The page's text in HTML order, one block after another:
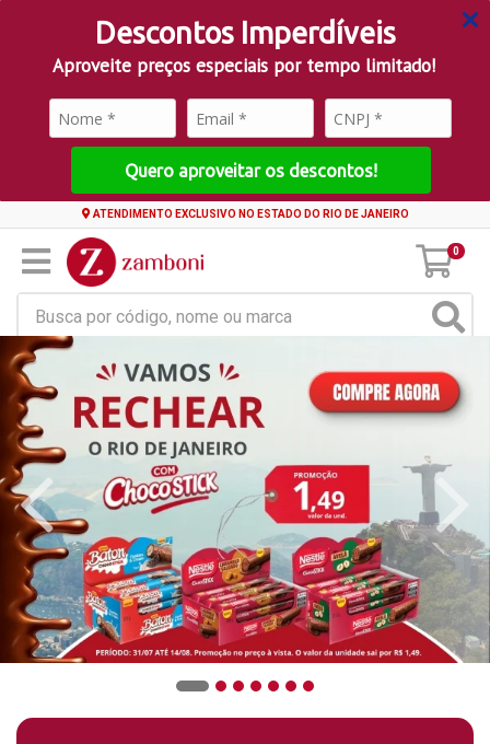
Descontos Imperdíveis
Aproveite preços especiais por tempo limitado!
Quero aproveitar os descontos!
ATENDIMENTO EXCLUSIVO NO ESTADO DO RIO DE JANEIRO
0